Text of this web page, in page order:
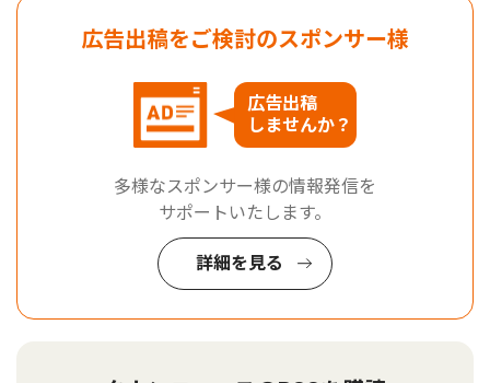
広告出稿をご検討のスポンサー様
広告出稿
しませんか？
多様なスポンサー様の情報発信を
サポートいたします。
詳細を見る